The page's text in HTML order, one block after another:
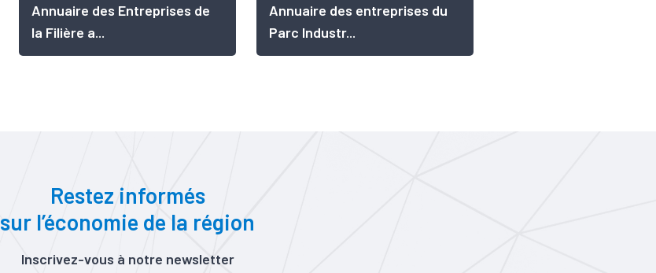
Annuaire des Entreprises de
la Filière a...
Annuaire des entreprises du
Parc Industr...
Restez informés
sur l’économie de la région
Inscrivez-vous à notre newsletter